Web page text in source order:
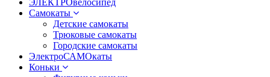
ЭЛЕКТРОвелосипед
Самокаты
Детские самокаты
Трюковые самокаты
Городские самокаты
ЭлектроСАМОкаты
Коньки